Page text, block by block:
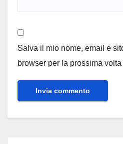
Salva il mio nome, email e
browser per la prossima